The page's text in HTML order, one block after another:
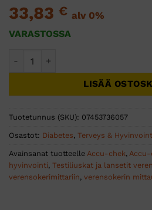
33,83 € alv 0%
VARASTOSSA
LISÄÄ
Tuotetunnus (SKU): 07453736057
Osastot: Diabetes, Terveys &
Avainsanat tuotteelle Accu-chek,
hyvinvointi, Testiliuskat ja lansetit
verensokerimittariin, verensokerin